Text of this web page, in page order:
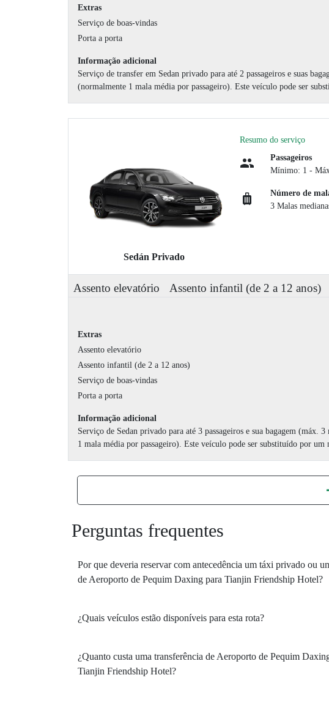
Extras
Serviço de boas-vindas
Porta a porta
Informação adicional
Serviço de transfer em Sedan privado para até 2 passageiros e suas
(normalmente 1 mala média por passageiro). Este veículo pode ser
Sedán Privado
Resumo do serviço
Passageiros
Mínimo: 1 -
Número de
3 Malas
Assento elevatório Assento infantil (de 2 a 12 anos)
Extras
Assento elevatório
Assento infantil (de 2 a 12 anos)
Serviço de boas-vindas
Porta a porta
Informação adicional
Serviço de Sedan privado para até 3 passageiros e sua bagagem
1 mala média por passageiro). Este veículo pode ser substituído por
Perguntas frequentes
Por que deveria reservar com antecedência um táxi privado ou
de Aeroporto de Pequim Daxing para Tianjin Friendship Hotel?
¿Quais veículos estão disponíveis para esta rota?
¿Quanto custa uma transferência de Aeroporto de Pequim
Tianjin Friendship Hotel?